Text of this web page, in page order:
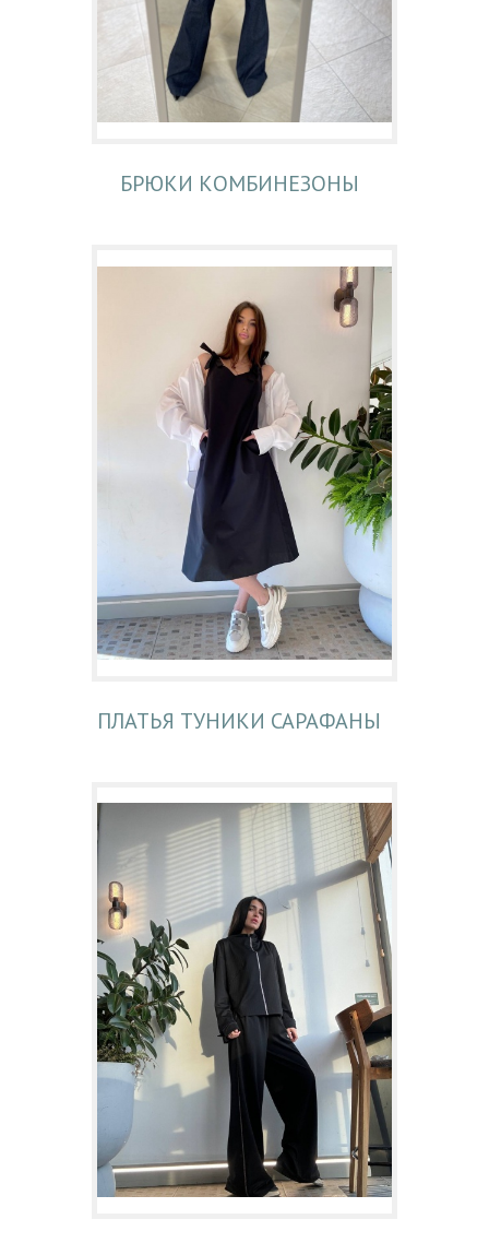
БРЮКИ КОМБИНЕЗОНЫ
ПЛАТЬЯ ТУНИКИ САРАФАНЫ